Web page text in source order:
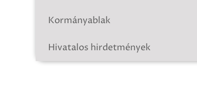
Kormányablak
Hivatalos hirdetmények